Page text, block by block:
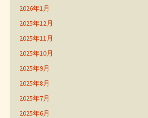
2026年1月
2025年12月
2025年11月
2025年10月
2025年9月
2025年8月
2025年7月
2025年6月